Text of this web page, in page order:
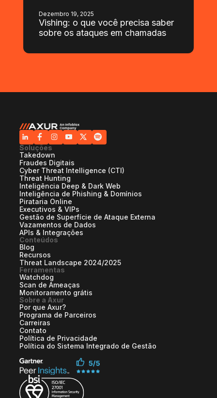
Dezembro 19, 2025
Vishing: o que você precisa saber
sobre os ataques em chamadas
Soluções
Takedown
Fraudes Digitais
Cyber Threat Intelligence (CTI)
Threat Hunting
Inteligência Deep & Dark Web
Inteligência de Phishing & Domínios
Pirataria Online
Executivos & VIPs
Gestão de Superfície de Ataque Externa
Vazamentos de Dados
APIs & Integrações
Conteúdos
Blog
Recursos
Threat Landscape 2024/2025
Ferramentas
Watchdog
Scan de Ameaças
Monitoramento grátis
Sobre a Axur
Por que Axur?
Programa de Parceiros
Carreiras
Contato
Política de Privacidade
Política do Sistema Integrado de Gestão